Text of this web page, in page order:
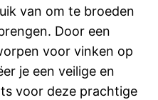
van om te broeden
Door een
voor vinken op
je een veilige en
voor deze prachtige